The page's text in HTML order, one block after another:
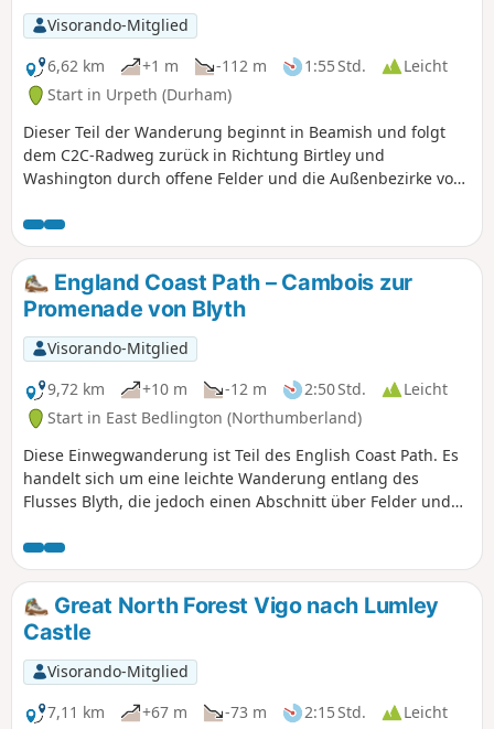
Visorando-Mitglied
6,62 km
+1 m -112 m 1:55 Std.
Leicht
Start in Urpeth (Durham)
Dieser Teil der Wanderung beginnt in Beamish und folgt
dem C2C-Radweg zurück in Richtung Birtley und
Washington durch offene Felder und die Außenbezirke von
Radwegen und ist für die meisten Menschen gut begehbar.
England Coast Path – Cambois zur
Promenade von Blyth
Visorando-Mitglied
9,72 km
+10 m -12 m 2:50 Std.
Leicht
Start in East Bedlington (Northumberland)
Diese Einwegwanderung ist Teil des English Coast Path. Es
handelt sich um eine leichte Wanderung entlang des
Flusses Blyth, die jedoch einen Abschnitt über Felder und
schlammig sein kann. Die Wanderung endet in Blyth, wo sie
bis zum Strand verlängert werden kann, anstatt am
Quayside zu enden.
Great North Forest Vigo nach Lumley
Castle
Visorando-Mitglied
7,11 km
+67 m -73 m 2:15 Std.
Leicht